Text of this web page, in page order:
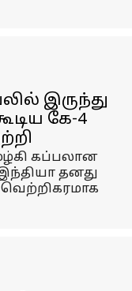
இருந்து
கே-4
கப்பலான
தனது